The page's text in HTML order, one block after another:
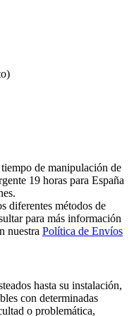
de manipulación de
19 horas para España
diferentes métodos de
para más información
nuestra Política de Envíos
hasta su instalación,
con determinadas
o problemática,